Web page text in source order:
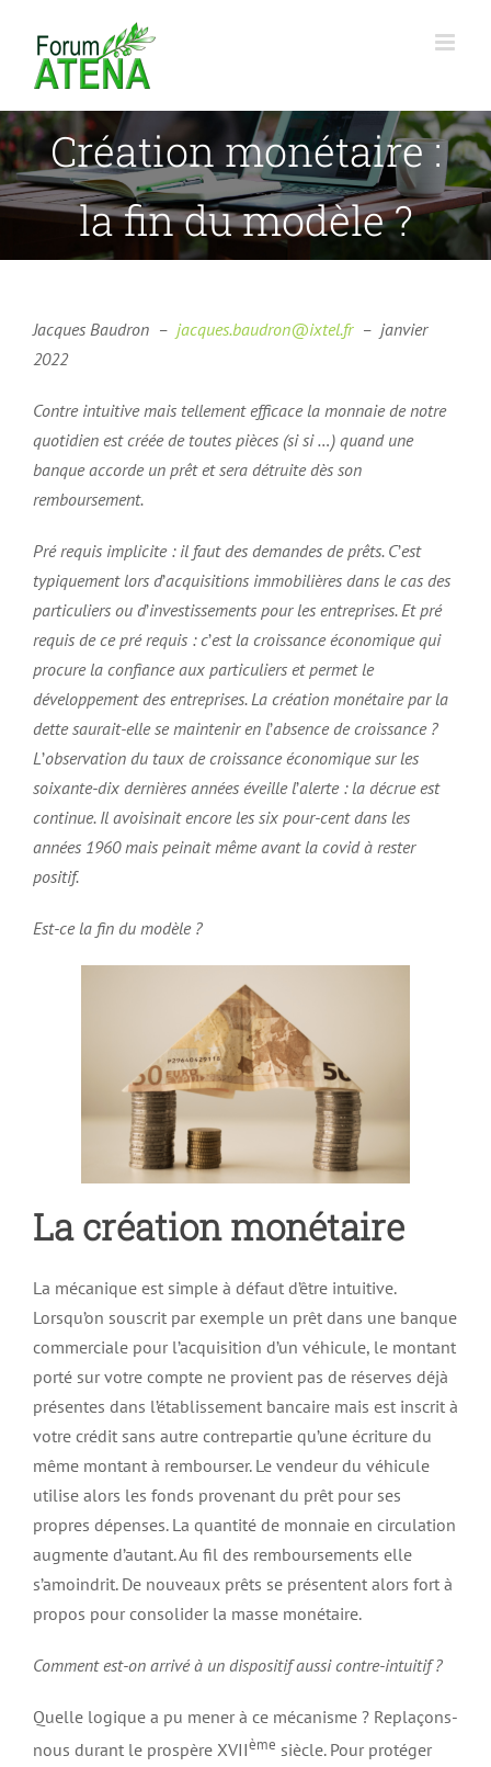
contenu
Création monétaire :
la fin du modèle ?
Jacques Baudron – jacques.baudron@ixtel.fr – janvier
2022
Contre intuitive mais tellement efficace la monnaie de notre
quotidien est créée de toutes pièces (si si …) quand une
banque accorde un prêt et sera détruite dès son
remboursement.
Pré requis implicite : il faut des demandes de prêts. C’est
typiquement lors d’acquisitions immobilières dans le cas des
particuliers ou d’investissements pour les entreprises. Et pré
requis de ce pré requis : c’est la croissance économique qui
procure la confiance aux particuliers et permet le
développement des entreprises. La création monétaire par la
dette saurait-elle se maintenir en l’absence de croissance ?
L’observation du taux de croissance économique sur les
soixante-dix dernières années éveille l’alerte : la décrue est
continue. Il avoisinait encore les six pour-cent dans les
années 1960 mais peinait même avant la covid à rester
positif.
Est-ce la fin du modèle ?
La création monétaire
La mécanique est simple à défaut d’être intuitive.
Lorsqu’on souscrit par exemple un prêt dans une banque
commerciale pour l’acquisition d’un véhicule, le montant
porté sur votre compte ne provient pas de réserves déjà
présentes dans l’établissement bancaire mais est inscrit à
votre crédit sans autre contrepartie qu’une écriture du
même montant à rembourser. Le vendeur du véhicule
utilise alors les fonds provenant du prêt pour ses
propres dépenses. La quantité de monnaie en circulation
augmente d’autant. Au fil des remboursements elle
s’amoindrit. De nouveaux prêts se présentent alors fort à
propos pour consolider la masse monétaire.
Comment est-on arrivé à un dispositif aussi contre-intuitif ?
Quelle logique a pu mener à ce mécanisme ? Replaçons-
nous durant le prospère XVIIème siècle. Pour protéger